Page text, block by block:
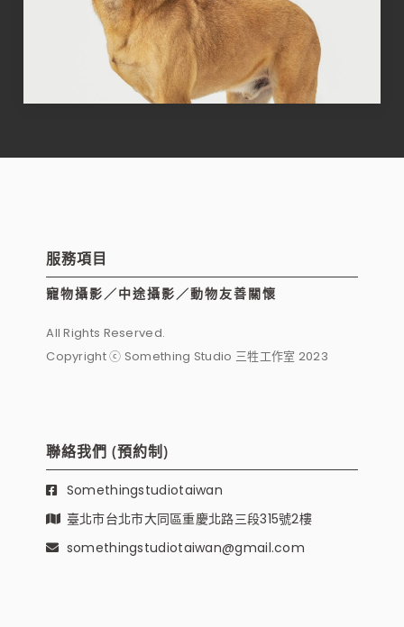
服務項目
寵物攝影／中途攝影／動物友善關懷
All Rights Reserved.
Copyright ⓒ Something Studio 三牲工作室 2023
聯絡我們 (預約制)
Somethingstudiotaiwan
臺北市台北市大同區重慶北路三段315號2樓
somethingstudiotaiwan@gmail.com